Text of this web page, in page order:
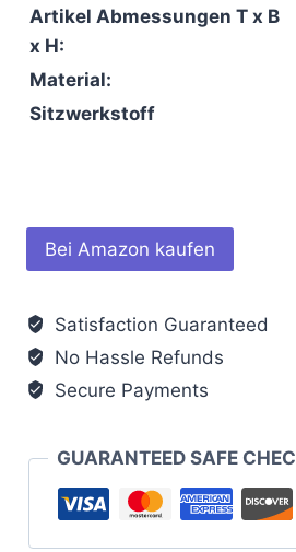
Artikel Abmessungen T x B
x H:
Material:
Sitzwerkstoff
Bei Amazon kaufen
Satisfaction Guaranteed
No Hassle Refunds
Secure Payments
GUARANTEED SAFE